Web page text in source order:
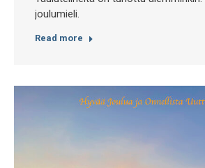
joulumieli.
Read more